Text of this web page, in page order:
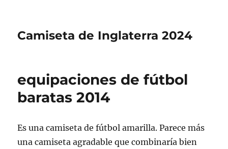
Camiseta de Inglaterra 2024
equipaciones de fútbol
baratas 2014
Es una camiseta de fútbol amarilla. Parece más
una camiseta agradable que combinaría bien